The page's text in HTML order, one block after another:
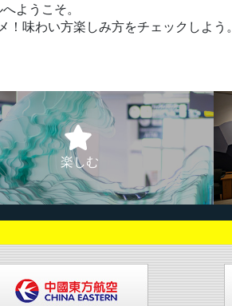
ようこそ。
味わい方楽しみ方をチェックしよう。
楽しむ